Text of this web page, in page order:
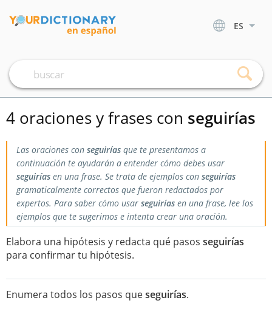
ES
4 oraciones y frases con seguirías
Las oraciones con seguirías que te presentamos a
continuación te ayudarán a entender cómo debes usar
seguirías en una frase. Se trata de ejemplos con seguirías
gramaticalmente correctos que fueron redactados por
expertos. Para saber cómo usar seguirías en una frase, lee los
ejemplos que te sugerimos e intenta crear una oración.
Elabora una hipótesis y redacta qué pasos seguirías
para confirmar tu hipótesis.
Enumera todos los pasos queseguirías.